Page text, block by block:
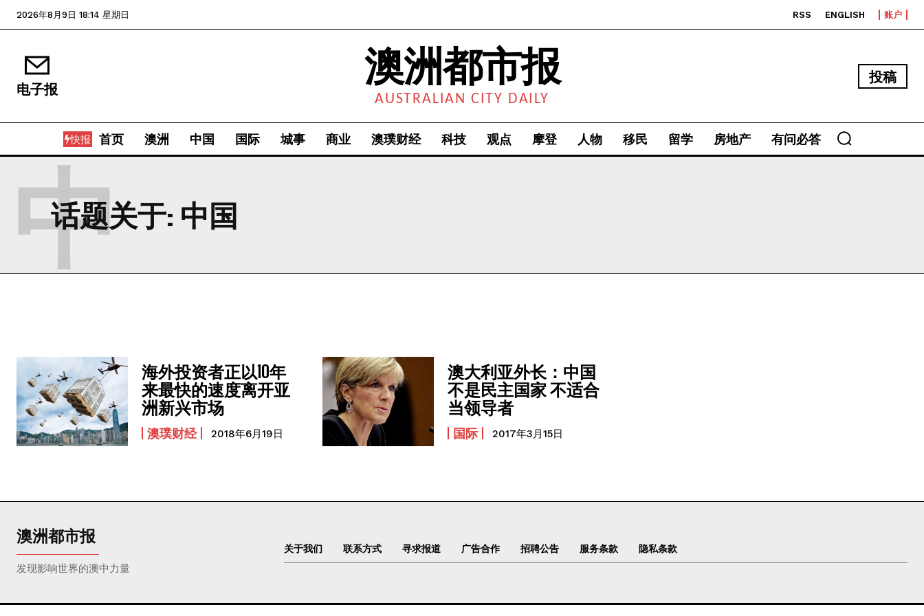
2026年8月9日 18:14 星期日 RSS ENGLISH 账户
电子报 澳洲都市报
AUSTRALIAN CITY DAILY
投稿
快报 首页 澳洲 中国 国际 城事 商业 澳璞财经 科技 观点 摩登 人物 移民 留学 房地产 有问必答
话题关于: 中国
中
海外投资者正以10年
来最快的速度离开亚
洲新兴市场
澳璞财经 2018年6月19日
澳大利亚外长：中国
不是民主国家 不适合
当领导者
国际 2017年3月15日
澳洲都市报
发现影响世界的澳中力量
关于我们 联系方式 寻求报道 广告合作 招聘公告 服务条款 隐私条款